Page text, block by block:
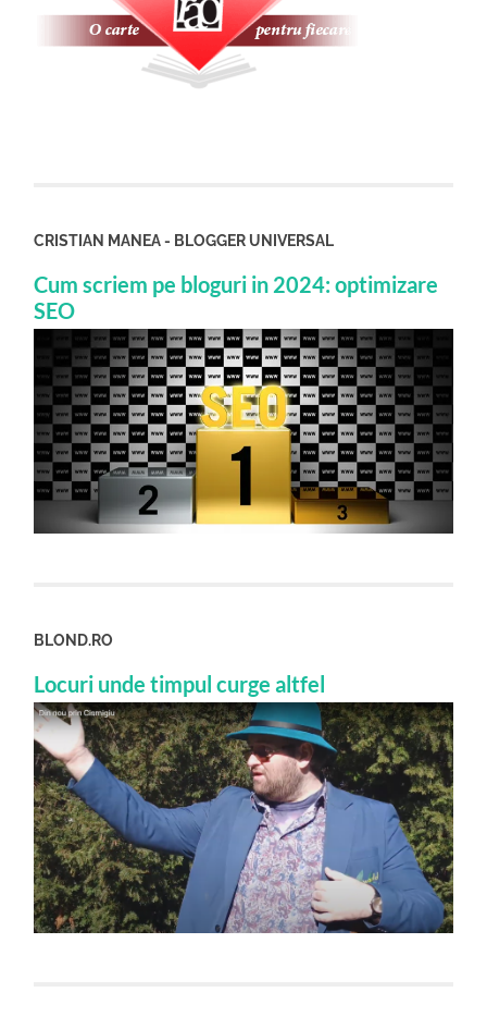
CRISTIAN MANEA - BLOGGER UNIVERSAL
Cum scriem pe bloguri in 2024: optimizare
SEO
BLOND.RO
Locuri unde timpul curge altfel